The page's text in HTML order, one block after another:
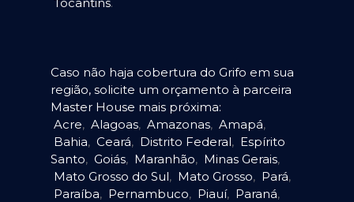
Caso não haja cobertura do Grifo em sua
região, solicite um orçamento à parceira
Master House mais próxima:
Acre, Alagoas, Amazonas, Amapá,
Bahia, Ceará, Distrito Federal, Espírito
Santo, Goiás, Maranhão, Minas Gerais,
Mato Grosso do Sul, Mato Grosso, Pará,
Paraíba, Pernambuco, Piauí, Paraná,